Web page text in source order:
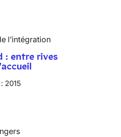
l’intégration
: entre rives
2015